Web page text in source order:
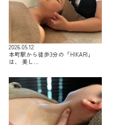
2026.05.12
本町駅から徒歩3分の「HIKARI」
は、 美し…